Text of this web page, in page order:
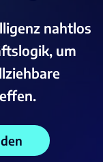
nahtlos
um